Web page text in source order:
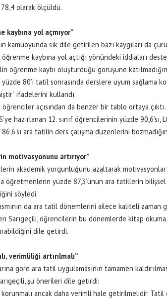
olarak ölçüldü.
kaybına yol açmıyor”
kamuoyunda sık dile getirilen bazı kaygıları da
kaybına yol açtığı yönündeki iddiaları
öğrenme kaybı oluşturduğu görüşüne
80’i tatil sonrasında derslere uyum sağlama
ifadelerini kullandı.
öğrenciler açısından da benzer bir tablo ortaya çıktı.
hazırlanan 12. sınıf öğrencilerinin yüzde 90,6’sı,
ara tatilin ders çalışma düzenlerini
motivasyonunu artırıyor”
akademik yorgunluğunu azaltarak
öğretmenlerin yüzde 87,3’ünün ara tatillerin
söyledi.
da ara tatil dönemlerini ailece kaliteli zaman
Sarıgeçili, öğrencilerin bu dönemlerde kitap
dile getirdi.
verimliliği artırılmalı”
göre ara tatil uygulamasının tamamen
şu önerileri dile getirdi:
korunmalı ancak daha verimli hale getirilmelidir.